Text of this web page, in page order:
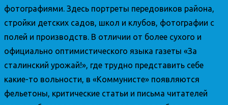
фотографиями. Здесь портреты передовиков района,
стройки детских садов, школ и клубов, фотографии с
полей и производств. В отличии от более сухого и
официально оптимистического языка газеты «За
сталинский урожай!», где трудно представить себе
какие-то вольности, в «Коммунисте» появляются
фельетоны, критические статьи и письма читателей